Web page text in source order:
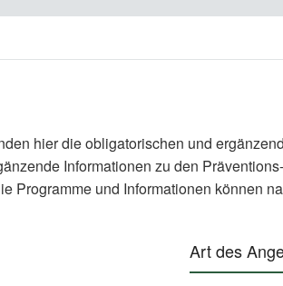
hier die obligatorischen und
Informationen zu den
Programme und Informationen können
Art des